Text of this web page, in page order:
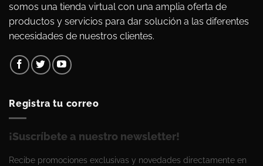
somos una tienda virtual con una amplia oferta de
productos y servicios para dar solución a las diferentes
necesidades de nuestros clientes.
Registra tu correo
¡Suscríbete a nuestro newsletter!
Recibe promociones exclusivas y novedades directamente en